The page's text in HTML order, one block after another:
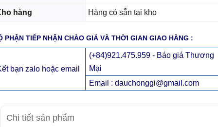
hàng Hàng có sẵn tại kho
PHẬN TIẾP NHẬN CHÀO GIÁ VÀ THỜI GIAN GIAO HÀNG :
bạn zalo hoặc email
(+84)921.475.959 - Báo giá Thương
Mại
Email : dauchonggi@gmail.com
Chi tiết sản phẩm